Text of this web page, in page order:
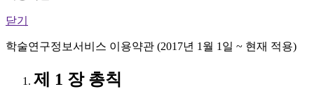
닫기
학술연구정보서비스 이용약관 (2017년 1월 1일 ~ 현재 적용)
제 1 장 총칙